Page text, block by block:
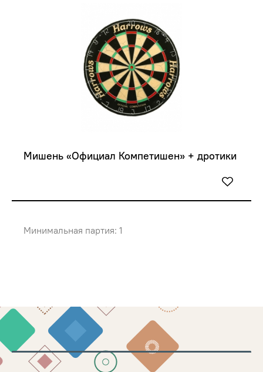
Мишень «Официал Компетишен» + дротики
Минимальная партия: 1